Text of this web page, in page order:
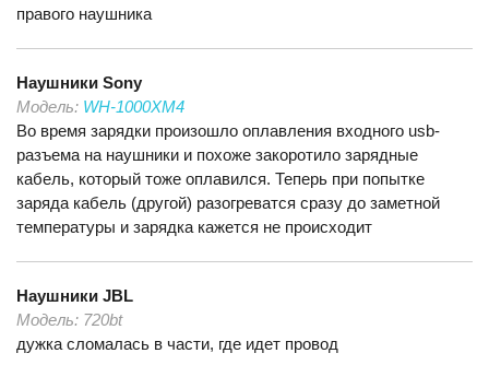
правого наушникa
Наушники Sony
Модель: WH-1000XM4
Во время зарядки произошло оплавления входного usb-
разъема на наушники и похоже закоротило зарядные
кабель, который тоже оплавился. Теперь при попытке
заряда кабель (другой) разогреватся сразу до заметной
температуры и зарядка кажется не происходит
Наушники JBL
Модель: 720bt
дужка сломалась в части, где идет провод